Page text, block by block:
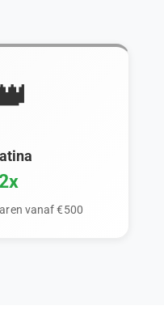
vanaf €500